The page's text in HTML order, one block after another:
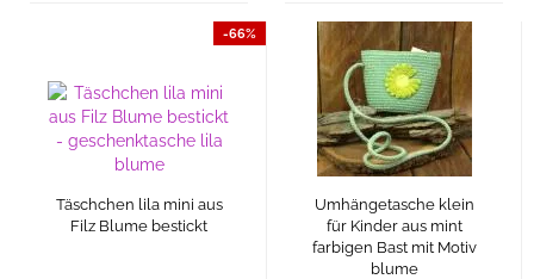
-66%
Täschchen lila mini aus
Filz Blume bestickt
Umhängetasche klein
für Kinder aus mint
farbigen Bast mit Motiv
blume